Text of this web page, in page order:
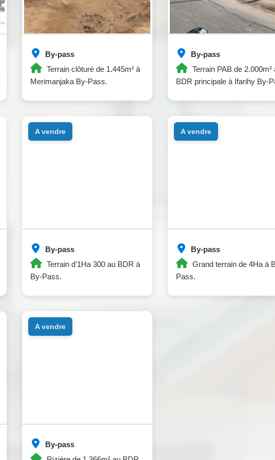
By-pass
Terrain clôturé de 1.445m² à
Merimanjaka By-Pass.
By-pass
Terrain PAB de 2.000m²
BDR principale à Ifarihy By-
By-pass
Terrain d'1Ha 300 au BDR à
By-Pass.
a vendre
By-pass
Grand terrain de 4Ha à
Pass.
a vendre
By-pass
a vendre